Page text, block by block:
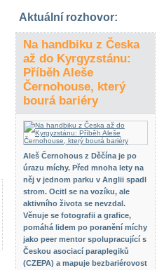
Aktuální rozhovor:
Na handbiku z Česka
až do Kyrgyzstánu:
Příběh Aleše
Černohouse, který
bourá bariéry
Aleš Černohous z Děčína je po
úrazu míchy. Před mnoha lety na
něj v jednom parku v Anglii spadl
strom. Ocitl se na vozíku, ale
aktivního života se nevzdal.
Věnuje se fotografii a grafice,
pomáhá lidem po poranění míchy
jako peer mentor spolupracující s
Českou asociací paraplegiků
(CZEPA) a mapuje bezbariérovost